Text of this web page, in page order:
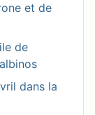
et de
de
dans la